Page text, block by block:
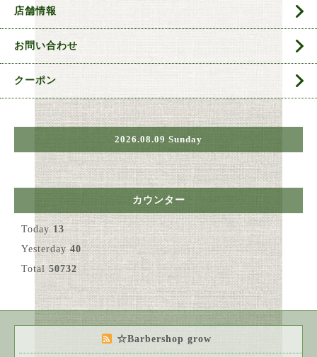
店舗情報
お問い合わせ
クーポン
2026.08.09 Sunday
カウンター
Today 13
Yesterday40
Total50732
☆Barbershop grow